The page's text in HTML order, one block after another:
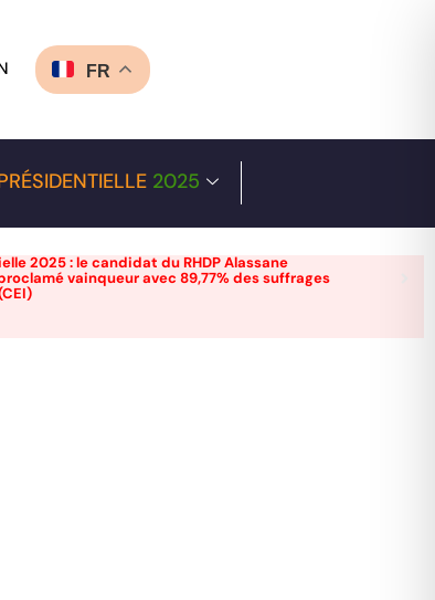
FR
2025
2025 : le candidat du RHDP Alassane
vainqueur avec 89,77% des suffrages